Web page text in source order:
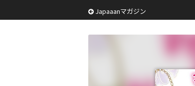
Japaaanマガジン